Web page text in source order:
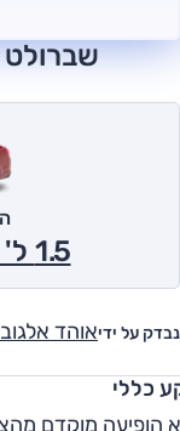
שברולט
נבדק על ידיאוהד אלגוב
1.5 ל' טורבו, אוט', LS 2017
כללי
הופיעה מוקדם